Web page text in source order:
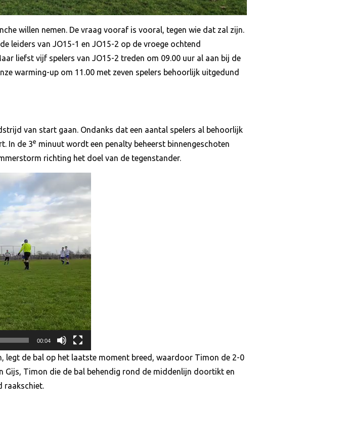
willen nemen. De vraag vooraf is vooral, tegen wie dat zal zijn.
leiders van JO15-1 en JO15-2 op de vroege ochtend
liefst vijf spelers van JO15-2 treden om 09.00 uur al aan bij de
warming-up om 11.00 met zeven spelers behoorlijk uitgedund
van start gaan. Ondanks dat een aantal spelers al behoorlijk
In de 3e minuut wordt een penalty beheerst binnengeschoten
richting het doel van de tegenstander.
00:04
legt de bal op het laatste moment breed, waardoor Timon de 2-0
Gijs, Timon die de bal behendig rond de middenlijn doortikt en
raakschiet.